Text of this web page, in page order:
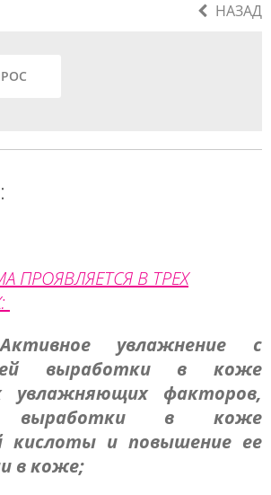
НАЗАД
ПРОЯВЛЯЕТСЯ В ТРЕХ
увлажнение с
выработки в коже
увлажняющих факторов,
выработки в коже
кислоты и повышение ее
в коже;